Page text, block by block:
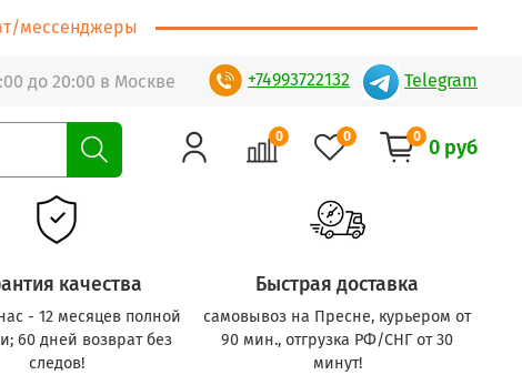
мессенджеры
до 20:00 в Москве +74993722132 Telegram
0 0 0 0 руб
качества
- 12 месяцев полной
60 дней возврат без
следов!
Быстрая доставка
самовывоз на Пресне, курьером от
90 мин., отгрузка РФ/СНГ от 30
минут!